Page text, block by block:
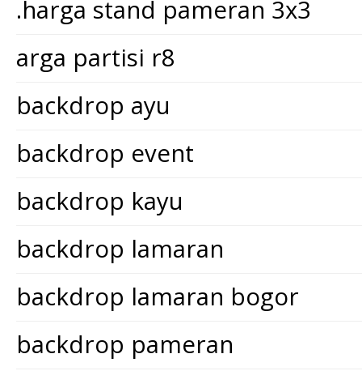
.harga stand pameran 3x3
arga partisi r8
backdrop ayu
backdrop event
backdrop kayu
backdrop lamaran
backdrop lamaran bogor
backdrop pameran